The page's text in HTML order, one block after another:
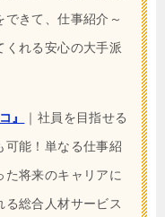
きて、仕事紹介～
くれる安心の大手派
』
｜社員を目指せる
可能！単なる仕事紹
将来のキャリアに
総合人材サービス